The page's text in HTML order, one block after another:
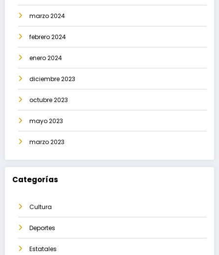
marzo 2024
febrero 2024
enero 2024
diciembre 2023
octubre 2023
mayo 2023
marzo 2023
Categorías
Cultura
Deportes
Estatales